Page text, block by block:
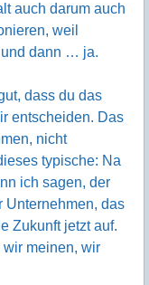
auch darum auch
weil
dann … ja.
dass du das
entscheiden. Das
nicht
typische: Na
ich sagen, der
Unternehmen, das
Zukunft jetzt auf.
meinen, wir